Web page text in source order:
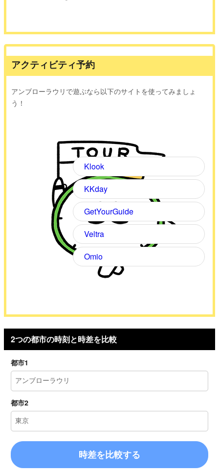
アクティビティ予約
アンブローラウリで遊ぶなら以下のサイトを使ってみましょ
う！
Klook
KKday
GetYourGuide
Veltra
Omio
2つの都市の時刻と時差を比較
都市1
都市2
時差を比較する